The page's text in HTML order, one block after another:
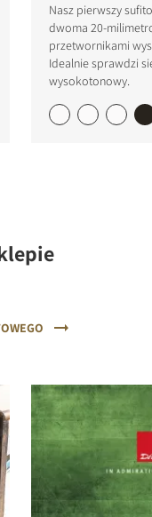
Nasz pierwszy
dwoma 20-
przetwornikami
Idealnie sprawdzi
wysokotonowy.